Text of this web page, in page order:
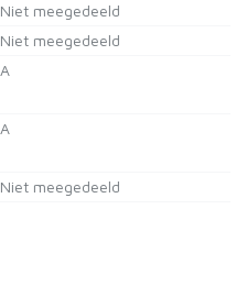
Niet meegedeeld
Niet meegedeeld
A
A
Niet meegedeeld